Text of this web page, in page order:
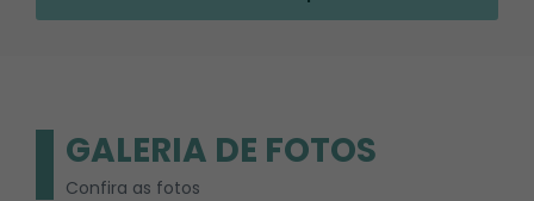
GALERIA DE FOTOS
Confira as fotos